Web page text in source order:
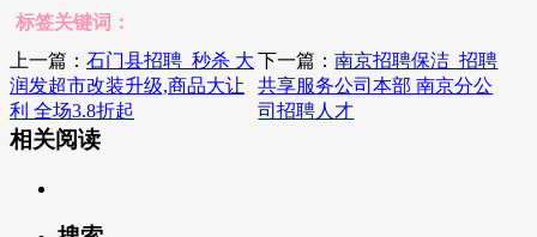
标签关键词：
上一篇： 石门县招聘_秒杀 大
润发超市改装升级,商品大让
利 全场3.8折起
下一篇：南京招聘保洁_招聘
共享服务公司本部 南京分公
司招聘人才
相关阅读